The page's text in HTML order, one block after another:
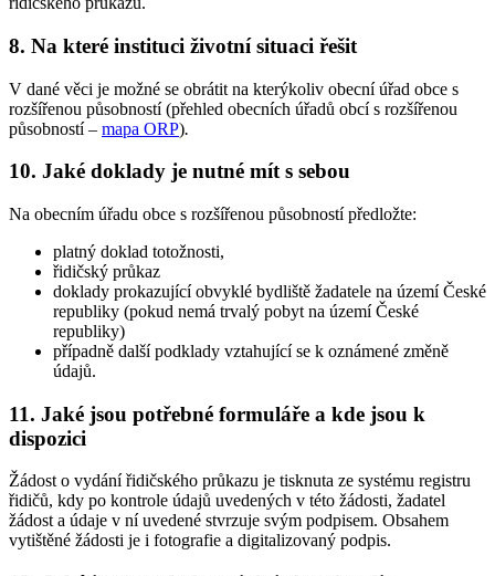
8. Na které instituci životní situaci řešit
V dané věci je možné se obrátit na kterýkoliv obecní úřad obce s
rozšířenou působností (přehled obecních úřadů obcí s rozšířenou
působností – mapa ORP).
10. Jaké doklady je nutné mít s sebou
Na obecním úřadu obce s rozšířenou působností předložte:
platný doklad totožnosti,
řidičský průkaz
doklady prokazující obvyklé bydliště žadatele na území České
republiky (pokud nemá trvalý pobyt na území České
republiky)
případně další podklady vztahující se k oznámené změně
údajů.
11. Jaké jsou potřebné formuláře a kde jsou k
dispozici
Žádost o vydání řidičského průkazu je tisknuta ze systému registru
řidičů, kdy po kontrole údajů uvedených v této žádosti, žadatel
žádost a údaje v ní uvedené stvrzuje svým podpisem. Obsahem
vytištěné žádosti je i fotografie a digitalizovaný podpis.